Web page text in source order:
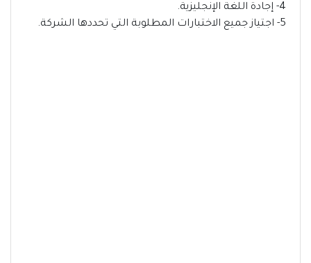
4- إجادة اللغة الإنجليزية.
5- اجتياز جميع الاختبارات المطلوبة التي تحددها الشركة.